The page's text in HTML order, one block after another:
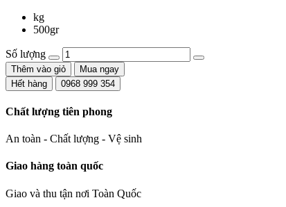
kg
500gr
Số lượng
Thêm vào giỏ
Mua ngay
Hết hàng
0968 999 354
Chất lượng tiên phong
An toàn - Chất lượng - Vệ sinh
Giao hàng toàn quốc
Giao và thu tận nơi Toàn Quốc